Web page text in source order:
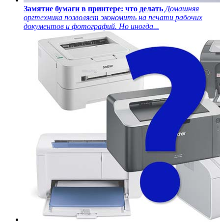
Замятие бумаги в принтере: что делать Домашняя
оргтехника позволяет экономить на печати рабочих
документов и фотографий. Но иногда...